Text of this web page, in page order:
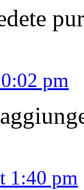
pm
1:40 pm